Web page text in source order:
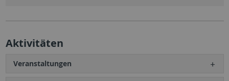
Aktivitäten
Veranstaltungen